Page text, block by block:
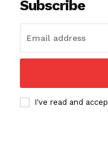
Subscribe
I've read and